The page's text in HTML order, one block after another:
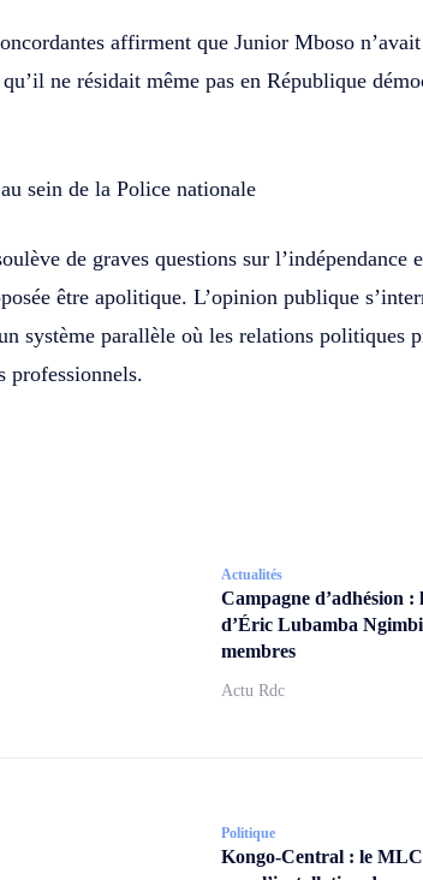
affirment que Junior Mboso
ne résidait même pas en République
sein de la Police nationale
de graves questions sur l’indépendance
être apolitique. L’opinion publique
système parallèle où les relations politiques
professionnels.
Actualités
Campagne d’adhésion
d’Éric Lubamba Ngimbi
membres
Actu Rdc
Politique
Kongo-Central : le